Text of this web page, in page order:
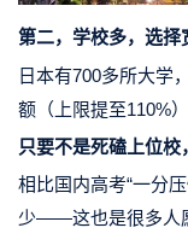
第二，学校多，选择
日本有700多所大学
额（上限提至110%
只要不是死磕上位校
相比国内高考“一分
少——这也是很多人